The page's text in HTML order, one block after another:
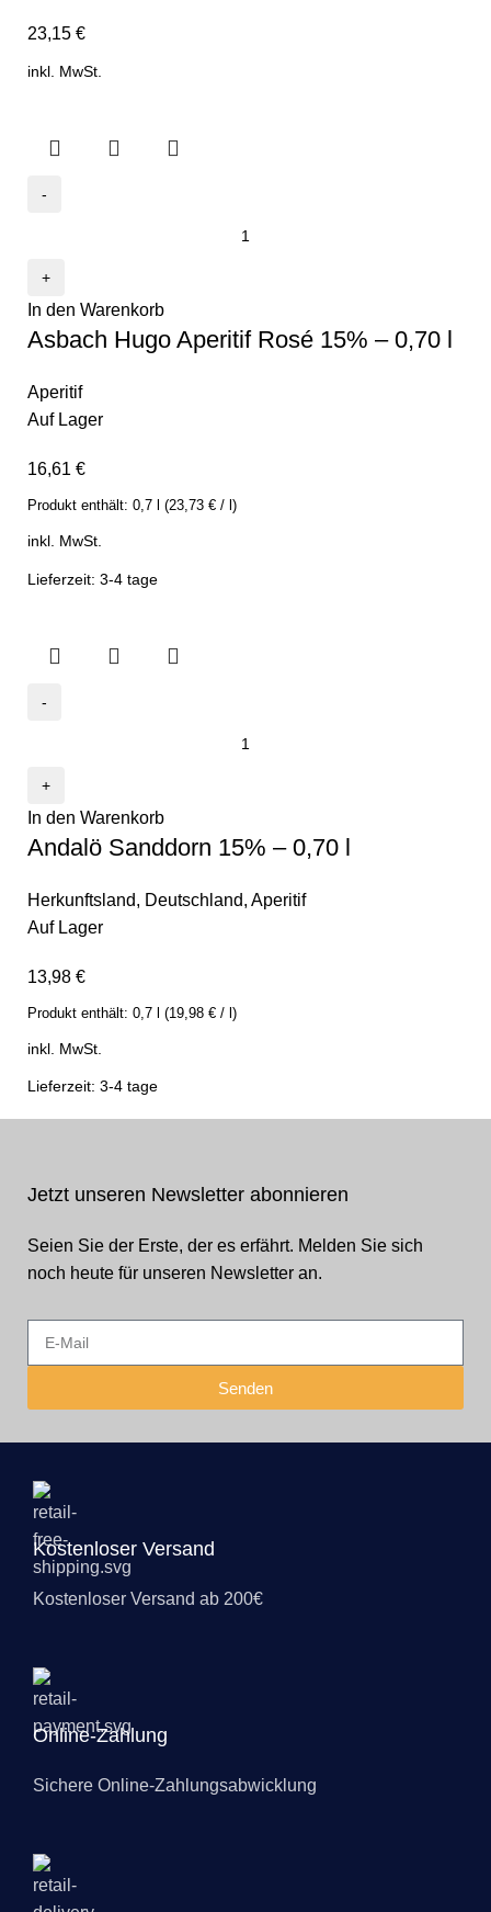
23,15 €
inkl. MwSt.
In den Warenkorb
Asbach Hugo Aperitif Rosé 15% – 0,70 l
Aperitif
Auf Lager
16,61 €
Produkt enthält: 0,7 (23,73 € / )
inkl. MwSt.
Lieferzeit: 3-4 tage
In den Warenkorb
Andalö Sanddorn 15% – 0,70 l
Herkunftsland, Deutschland, Aperitif
Auf Lager
13,98 €
Produkt enthält: 0,7 (19,98 € / )
inkl. MwSt.
Lieferzeit: 3-4 tage
Jetzt unseren Newsletter abonnieren
Seien Sie der Erste, der es erfährt. Melden Sie sich
noch heute für unseren Newsletter an.
Senden
Kostenloser Versand
Kostenloser Versand ab 200€
Online-Zahlung
Sichere Online-Zahlungsabwicklung